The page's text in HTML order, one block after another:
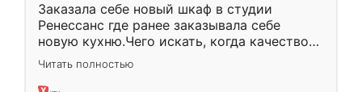
Заказала себе новый шкаф в студии
Ренессанс где ранее заказывала себе
новую кухню.Чего искать, когда качеством
вполне довольна. Служит кухня уже почти
два года, нареканий нет.
Читать полностью